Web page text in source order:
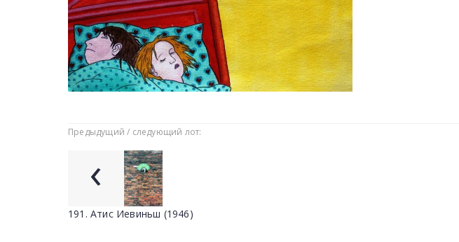
Предыдущий / следующий лот:
‹
191. Атис Иевиньш (1946)